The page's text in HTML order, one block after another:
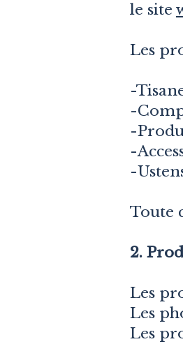
le site
Les
-
-
-
-
-
Toute
2.
Les
Les
Les